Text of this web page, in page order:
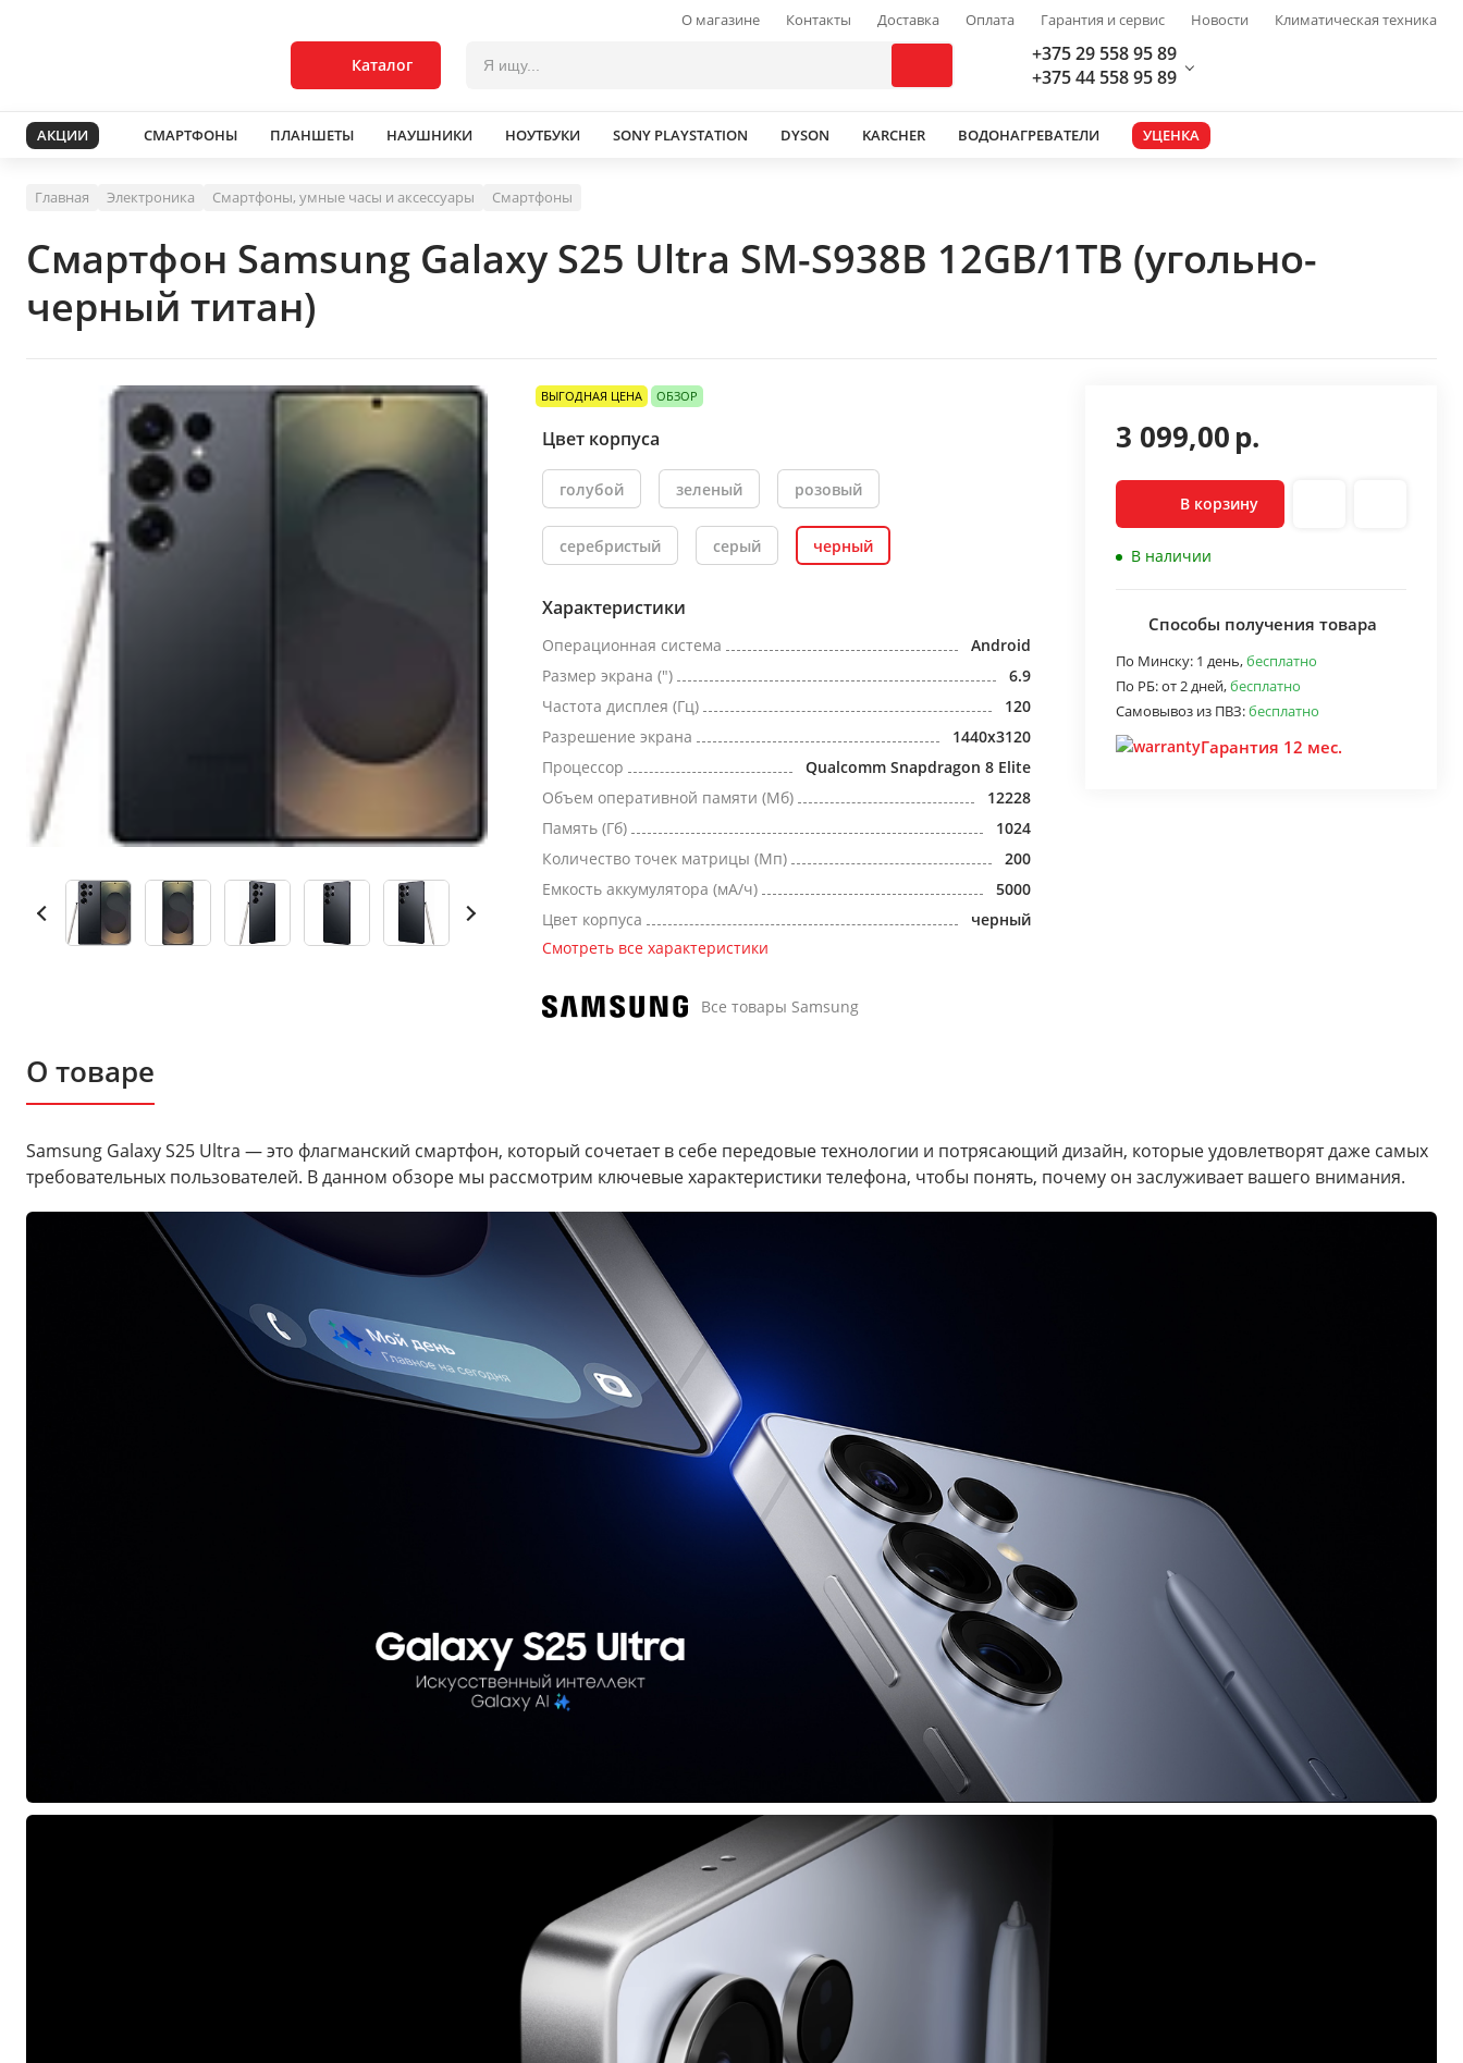
О магазине Контакты Доставка Оплата Гарантия и сервис Новости Климатическая техника
Каталог
+375 29 558 95 89
+375 44 558 95 89
АКЦИИ СМАРТФОНЫ ПЛАНШЕТЫ НАУШНИКИ НОУТБУКИ SONY PLAYSTATION DYSON KARCHER ВОДОНАГРЕВАТЕЛИ УЦЕНКА
Главная Электроника Смартфоны, умные часы и аксессуары Смартфоны
Смартфон Samsung Galaxy S25 Ultra SM-S938B 12GB/1TB (угольно-
черный титан)
ВЫГОДНАЯ ЦЕНА ОБЗОР
Цвет корпуса
голубой зеленый розовый
серебристый серый черный
Характеристики
Операционная система
Android
Размер экрана (")
6.9
Частота дисплея (Гц)
120
Разрешение экрана
1440x3120
Процессор
Qualcomm Snapdragon 8 Elite
Объем оперативной памяти (Мб)
12228
Память (Гб)
1024
Количество точек матрицы (Мп)
200
Емкость аккумулятора (мА/ч)
5000
Цвет корпуса
черный
Смотреть все характеристики
Все товары Samsung
3 099,00р.
В корзину
В наличии
Способы получения товара
По Минску: 1 день,бесплатно
По РБ:от 2 дней,бесплатно
Самовывоз из ПВЗ:бесплатно
Гарантия 12 мес.
О товаре
Samsung Galaxy S25 Ultra — это флагманский смартфон, который сочетает в себе передовые технологии и потрясающий дизайн, которые удовлетворят даже самых
требовательных пользователей. В данном обзоре мы рассмотрим ключевые характеристики телефона, чтобы понять, почему он заслуживает вашего внимания.